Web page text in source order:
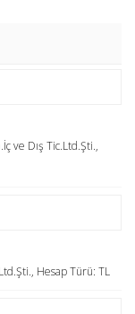
ve Dış Tic.Ltd.Şti.,
Hesap Türü: TL